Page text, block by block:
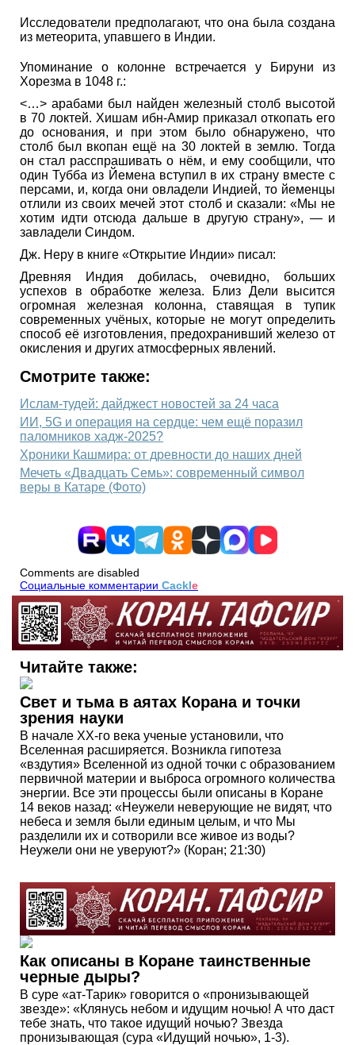
Исследователи предполагают, что она была создана
из метеорита, упавшего в Индии.
Упоминание о колонне встречается у Бируни из
Хорезма в 1048 г.:
<…> арабами был найден железный столб высотой
в 70 локтей. Хишам ибн-Амир приказал откопать его
до основания, и при этом было обнаружено, что
столб был вкопан ещё на 30 локтей в землю. Тогда
он стал расспрашивать о нём, и ему сообщили, что
один Тубба из Йемена вступил в их страну вместе с
персами, и, когда они овладели Индией, то йеменцы
отлили из своих мечей этот столб и сказали: «Мы не
хотим идти отсюда дальше в другую страну», — и
завладели Синдом.
Дж. Неру в книге «Открытие Индии» писал:
Древняя Индия добилась, очевидно, больших
успехов в обработке железа. Близ Дели высится
огромная железная колонна, ставящая в тупик
современных учёных, которые не могут определить
способ её изготовления, предохранивший железо от
окисления и других атмосферных явлений.
Смотрите также:
Ислам-тудей: дайджест новостей за 24 часа
ИИ, 5G и операция на сердце: чем ещё поразил
паломников хадж-2025?
Хроники Кашмира: от древности до наших дней
Мечеть «Двадцать Семь»: современный символ
веры в Катаре (Фото)
Comments are disabled
Социальные комментарии Cackle
Читайте также:
Свет и тьма в аятах Корана и точки
зрения науки
В начале XX-го века ученые установили, что
Вселенная расширяется. Возникла гипотеза
«вздутия» Вселенной из одной точки с образованием
первичной материи и выброса огромного количества
энергии. Все эти процессы были описаны в Коране
14 веков назад: «Неужели неверующие не видят, что
небеса и земля были единым целым, и что Мы
разделили их и сотворили все живое из воды?
Неужели они не уверуют?» (Коран; 21:30)
Как описаны в Коране таинственные
черные дыры?
В суре «ат-Тарик» говорится о «пронизывающей
звезде»: «Клянусь небом и идущим ночью! А что даст
тебе знать, что такое идущий ночью? Звезда
пронизывающая (сура «Идущий ночью», 1-3).